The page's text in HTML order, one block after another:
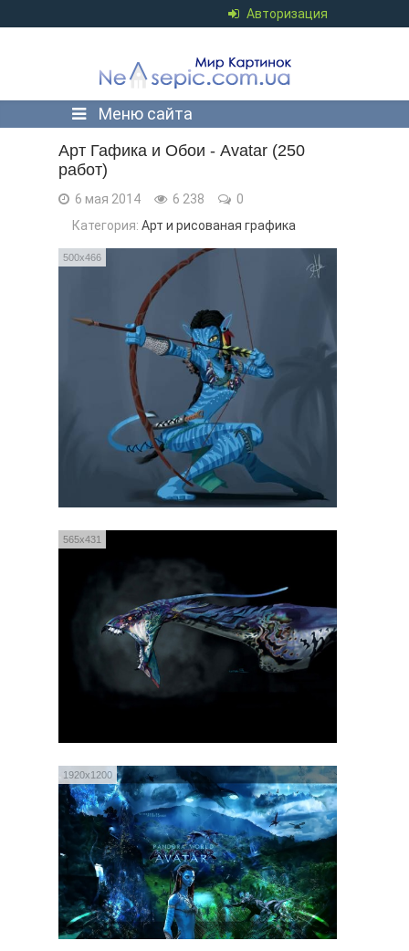
Авторизация
Меню сайта
Арт Гафика и Обои - Avatar (250
работ)
6 мая 2014 6 238
0
Категория: Арт и рисованая графика
500x466
565x431
1920x1200